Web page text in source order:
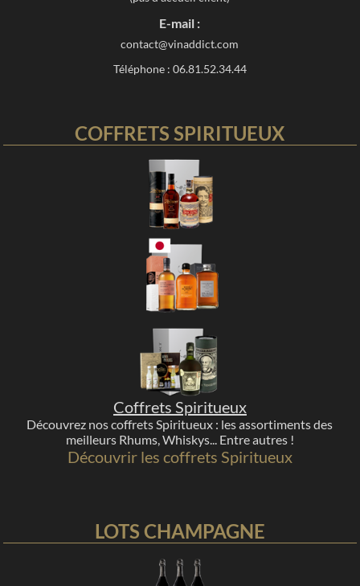
E-mail :
contact@vinaddict.com
Téléphone : 06.81.52.34.44
COFFRETS SPIRITUEUX
Coffrets Spiritueux
Découvrez nos coffrets Spiritueux : les assortiments des
meilleurs Rhums, Whiskys... Entre autres !
Découvrir les coffrets Spiritueux
LOTS CHAMPAGNE